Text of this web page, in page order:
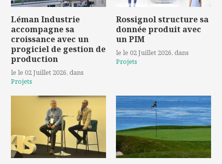
Léman Industrie
accompagne sa
croissance avec un
progiciel de gestion de
production
le le 02 Juillet 2026, dans
Projets
Rossignol structure sa
donnée produit avec
un PIM
le le 02 Juillet 2026, dans
Projets